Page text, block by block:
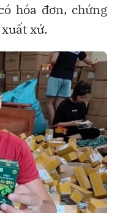
hóa đơn, chứng
xứ.